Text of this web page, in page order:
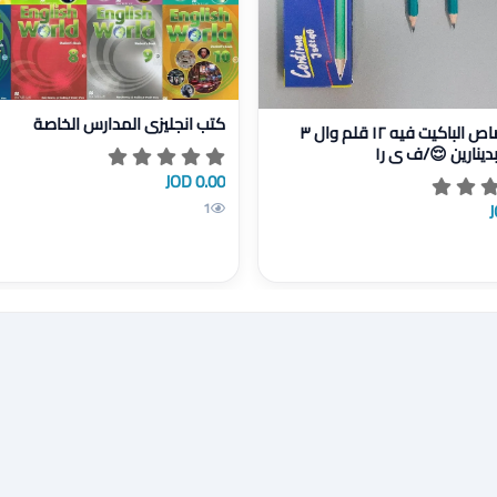
رصاص الباكيت فيه ١٢ قلم وال ٣ باكيتات بدينارين 😌/ف ي ر١
اقلام رصاص الباكيت فيه ١٢ قلم وال ٣
😌/ف ي ر١
عرض تفاصيل كتب انجليزي
كتب انجليزي المدارس الخاصة
0.00 JOD
1